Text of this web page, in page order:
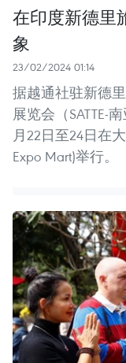
在印度新德里
象
23/02/2024 01:14
据越通社驻新德
展览会（SATTE-
月22日至24日在
Expo Mart)举行。